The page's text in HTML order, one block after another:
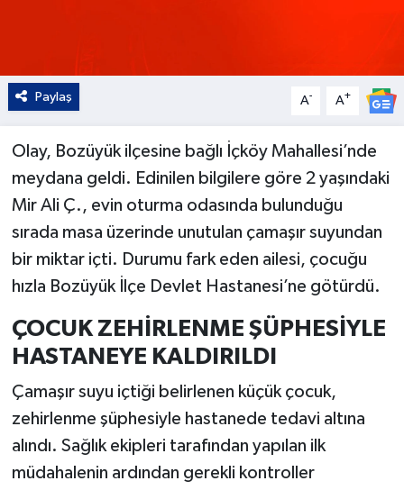
Paylaş A- A+
Olay, Bozüyük ilçesine bağlı İçköy Mahallesi’nde
meydana geldi. Edinilen bilgilere göre 2 yaşındaki
Mir Ali Ç., evin oturma odasında bulunduğu
sırada masa üzerinde unutulan çamaşır suyundan
bir miktar içti. Durumu fark eden ailesi, çocuğu
hızla Bozüyük İlçe Devlet Hastanesi’ne götürdü.
ÇOCUK ZEHİRLENME ŞÜPHESİYLE
HASTANEYE KALDIRILDI
Çamaşır suyu içtiği belirlenen küçük çocuk,
zehirlenme şüphesiyle hastanede tedavi altına
alındı. Sağlık ekipleri tarafından yapılan ilk
müdahalenin ardından gerekli kontroller